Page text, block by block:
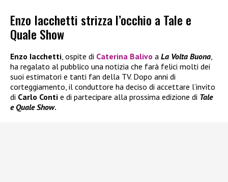
Enzo Iacchetti strizza l’occhio a Tale e
Quale Show
Enzo Iacchetti, ospite di Caterina Balivo a La Volta Buona,
ha regalato al pubblico una notizia che farà felici molti dei
suoi estimatori e tanti fan della TV. Dopo anni di
corteggiamento, il conduttore ha deciso di accettare l’invito
di Carlo Conti e di partecipare alla prossima edizione di Tale
e Quale Show.